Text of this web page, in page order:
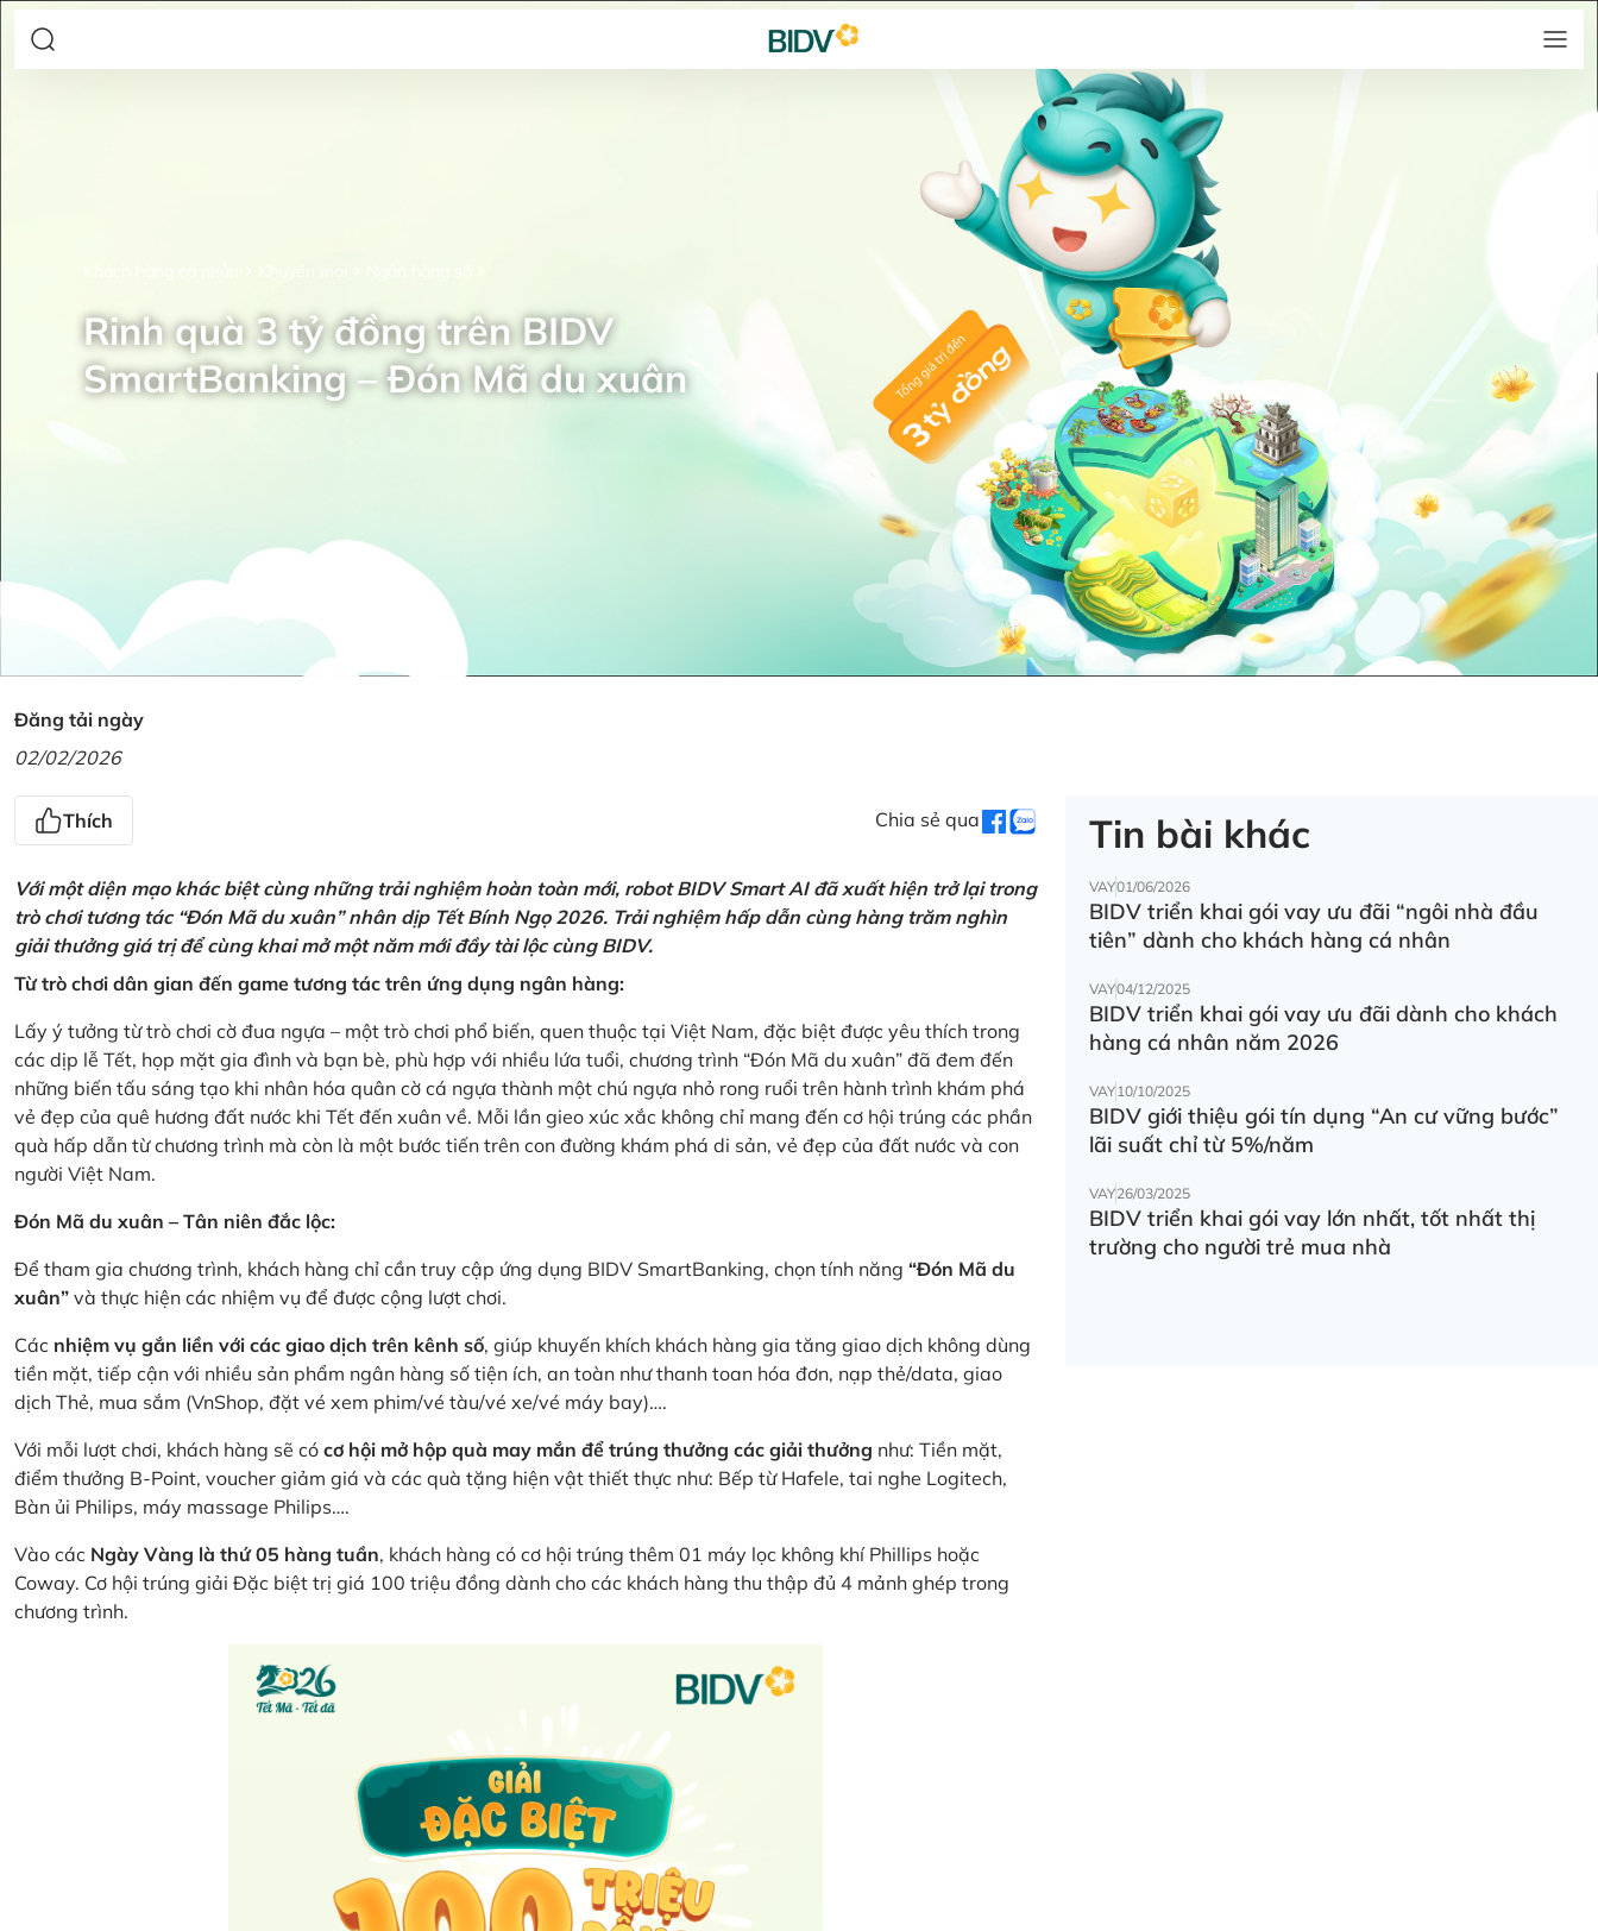
Khuyến mại Ngân hàng số
Rinh quà 3 tỷ đồng trên BIDV
SmartBanking – Đón Mã du xuân
Đăng tải ngày
02/02/2026
Thích Chia sẻ qua
Với một diện mạo khác biệt cùng những trải nghiệm hoàn toàn mới, robot BIDV Smart AI đã xuất hiện trở lại trong
trò chơi tương tác “Đón Mã du xuân” nhân dịp Tết Bính Ngọ 2026. Trải nghiệm hấp dẫn cùng hàng trăm nghìn
giải thưởng giá trị để cùng khai mở một năm mới đầy tài lộc cùng BIDV.
Từ trò chơi dân gian đến game tương tác trên ứng dụng ngân hàng:
Lấy ý tưởng từ trò chơi cờ đua ngựa – một trò chơi phổ biến, quen thuộc tại Việt Nam, đặc biệt được yêu thích trong
các dịp lễ Tết, họp mặt gia đình và bạn bè, phù hợp với nhiều lứa tuổi, chương trình “Đón Mã du xuân” đã đem đến
những biến tấu sáng tạo khi nhân hóa quân cờ cá ngựa thành một chú ngựa nhỏ rong ruổi trên hành trình khám phá
vẻ đẹp của quê hương đất nước khi Tết đến xuân về. Mỗi lần gieo xúc xắc không chỉ mang đến cơ hội trúng các phần
quà hấp dẫn từ chương trình mà còn là một bước tiến trên con đường khám phá di sản, vẻ đẹp của đất nước và con
người Việt Nam.
Đón Mã du xuân – Tân niên đắc lộc:
Để tham gia chương trình, khách hàng chỉ cần truy cập ứng dụng BIDV SmartBanking, chọn tính năng “Đón Mã du
xuân” và thực hiện các nhiệm vụ để được cộng lượt chơi.
Các nhiệm vụ gắn liền với các giao dịch trên kênh số, giúp khuyến khích khách hàng gia tăng giao dịch không dùng
tiền mặt, tiếp cận với nhiều sản phẩm ngân hàng số tiện ích, an toàn như thanh toan hóa đơn, nạp thẻ/data, giao
dịch Thẻ, mua sắm (VnShop, đặt vé xem phim/vé tàu/vé xe/vé máy bay)….
Với mỗi lượt chơi, khách hàng sẽ có cơ hội mở hộp quà may mắn để trúng thưởng các giải thưởng như: Tiền mặt,
điểm thưởng B-Point, voucher giảm giá và các quà tặng hiện vật thiết thực như: Bếp từ Hafele, tai nghe Logitech,
Bàn ủi Philips, máy massage Philips….
Vào các Ngày Vàng là thứ 05 hàng tuần, khách hàng có cơ hội trúng thêm 01 máy lọc không khí Phillips hoặc
Coway. Cơ hội trúng giải Đặc biệt trị giá 100 triệu đồng dành cho các khách hàng thu thập đủ 4 mảnh ghép trong
chương trình.
Tin bài khác
VAY01/06/2026
BIDV triển khai gói vay ưu đãi “ngôi nhà đầu
tiên” dành cho khách hàng cá nhân
VAY04/12/2025
BIDV triển khai gói vay ưu đãi dành cho khách
hàng cá nhân năm 2026
VAY10/10/2025
BIDV giới thiệu gói tín dụng “An cư vững bước”
lãi suất chỉ từ 5%/năm
VAY26/03/2025
BIDV triển khai gói vay lớn nhất, tốt nhất thị
trường cho người trẻ mua nhà